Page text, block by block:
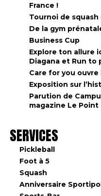
France !
Tournoi de squash
De la gym
Business Cup
Explore ton allure
Diagana et Run to
Care for you ouvre
Exposition sur
Parution de
magazine Le Point
SERVICES
Pickleball
Foot à 5
Squash
Anniversaire